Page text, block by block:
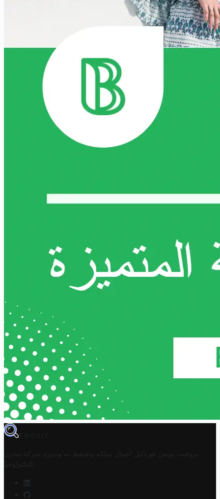
TROVIT
تروفيت تونس هو دليل أعمال تملكه وتحتفظ به وتديره
شركة مخزن
التكنولوجيا